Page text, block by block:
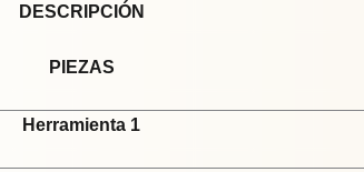
DESCRIPCIÓN
PIEZAS
Herramienta 1